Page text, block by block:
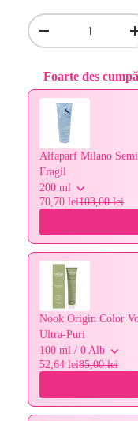
Cantitate
-
Foarte des
Use the Previous
Alfaparf Milano
Fragil
200 ml
70,70 lei103,00 lei
Nook Origin Color
Ultra-Puri
100 ml / 0 Alb
52,64 lei85,00 lei